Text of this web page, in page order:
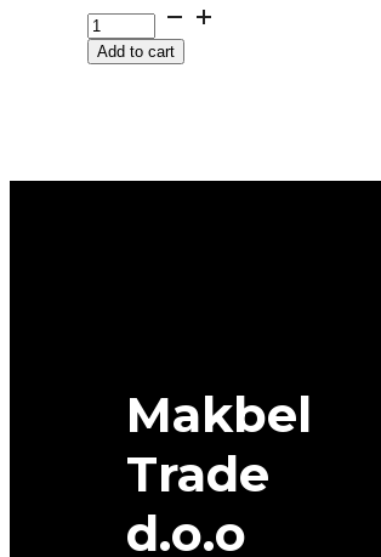
215/55R18
PRIMACY-
5Add to cart
Makbel
Trade
d.o.o